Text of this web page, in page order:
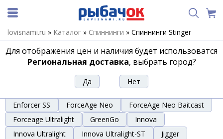
lovisnami.ru » Каталог » Спиннинги » Спиннинги Stinger
Спиннинги Stinger
Aggregate BaitCast
Elfish BoatSpecial
Elfish Trolling
Enforcer SS
ForceAge Neo
ForceAge Neo Baitcast
Forceage Ultralight
GreenGo
Innova
Innova Ultralight
Innova Ultralight-ST
Jigger
Для отображения цен и наличия будет использоватся
Региональная доставка, выбрать город?